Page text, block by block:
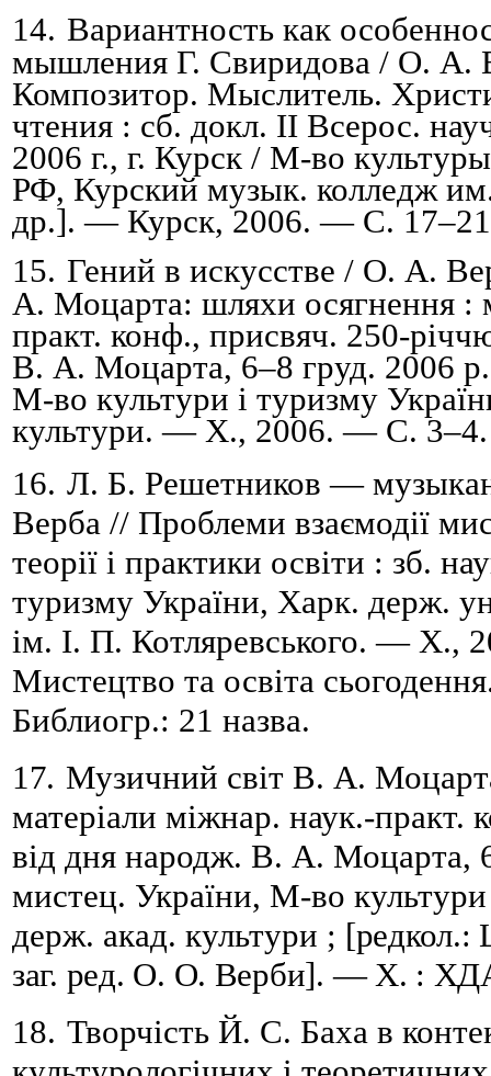
14. Вариантность как
мышления Г. Свиридова / О. А.
Композитор. Мыслитель.
чтения : сб. докл. ІІ Всерос.
2006 г., г. Курск / М-во
РФ, Курский музык. колледж
др.]. — Курск, 2006. — С. 17–
15. Гений в искусстве / О. А.
А. Моцарта: шляхи осягнення :
практ. конф., присвяч. 250-
В. А. Моцарта, 6–8 груд. 2006
М-во культури і туризму
культури. — Х., 2006. — С. 3–4.
16. Л. Б. Решетников —
Верба // Проблеми взаємодії
теорії і практики освіти : зб.
туризму України, Харк. держ.
ім. І. П. Котляревського. — Х.,
Мистецтво та освіта
Библиогр.: 21 назва.
17. Музичний свiт В. А.
матерiали мiжнар. наук.-практ.
вiд дня народж. В. А. Моцарта,
мистец. України, М-во
держ. акад. культури ; [р
заг. ред. О. О. Верби]. — Х. :
18. Творчість Й. С. Баха в